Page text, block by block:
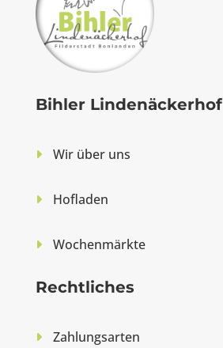
Bihler Lindenäckerhof
Wir über uns
Hofladen
Wochenmärkte
Rechtliches
Zahlungsarten